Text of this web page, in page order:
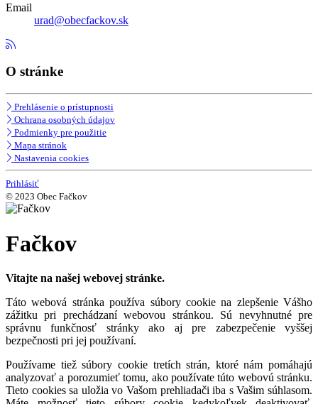
Email
urad@obecfackov.sk
O stránke
Prehlásenie o prístupnosti
Ochrana osobných údajov
Podmienky pre použitie
Mapa stránok
Nastavenia cookies
Prihlásiť
© 2023 Obec Fačkov
Fačkov
Vitajte na našej webovej stránke.
Táto webová stránka používa súbory cookie na zlepšenie Vášho
zážitku pri prechádzaní webovou stránkou. Sú nevyhnutné pre
správnu funkčnosť stránky ako aj pre zabezpečenie vyššej
bezpečnosti pri jej používaní.
Používame tiež súbory cookie tretích strán, ktoré nám pomáhajú
analyzovať a porozumieť tomu, ako používate túto webovú stránku.
Tieto cookies sa uložia vo Vašom prehliadači iba s Vašim súhlasom.